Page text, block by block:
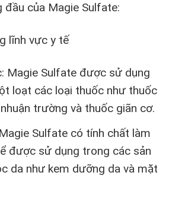
đầu của Magie Sulfate:
lĩnh vực y tế
Magie Sulfate được sử dụng
loạt các loại thuốc như thuốc
trường và thuốc giãn cơ.
Sulfate có tính chất làm
được sử dụng trong các sản
da như kem dưỡng da và mặt